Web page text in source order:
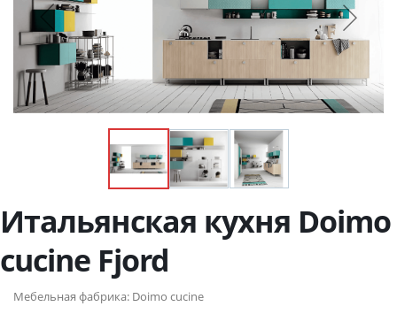
Итальянская кухня Doimo
cucine Fjord
Мебельная фабрика: Doimo cucine